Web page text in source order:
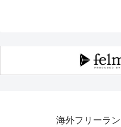
海外フリーラ